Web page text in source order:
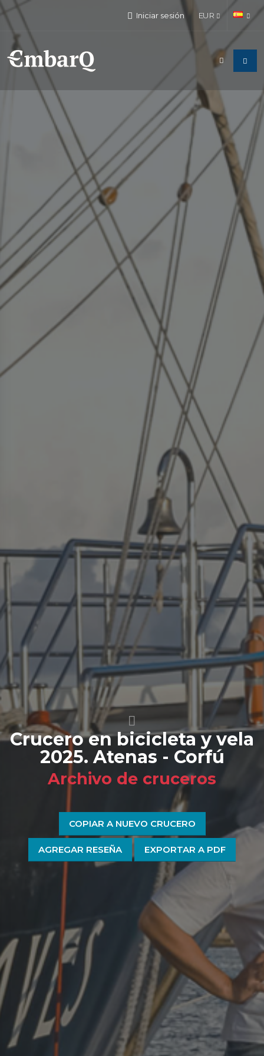
Iniciar sesión EUR
Crucero en bicicleta y vela
2025. Atenas - Corfú
Archivo de cruceros
COPIAR A NUEVO CRUCERO
AGREGAR RESEÑA EXPORTAR A PDF